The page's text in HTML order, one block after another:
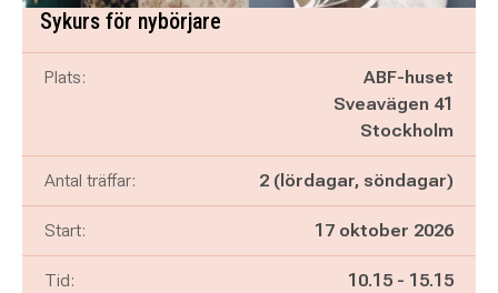
Sykurs för nybörjare
Plats:
ABF-huset
Sveavägen 41
Stockholm
Antal träffar: 2 (lördagar, söndagar)
Start: 17 oktober 2026
Tid: Pågår mellan
10.15 - och
15.15